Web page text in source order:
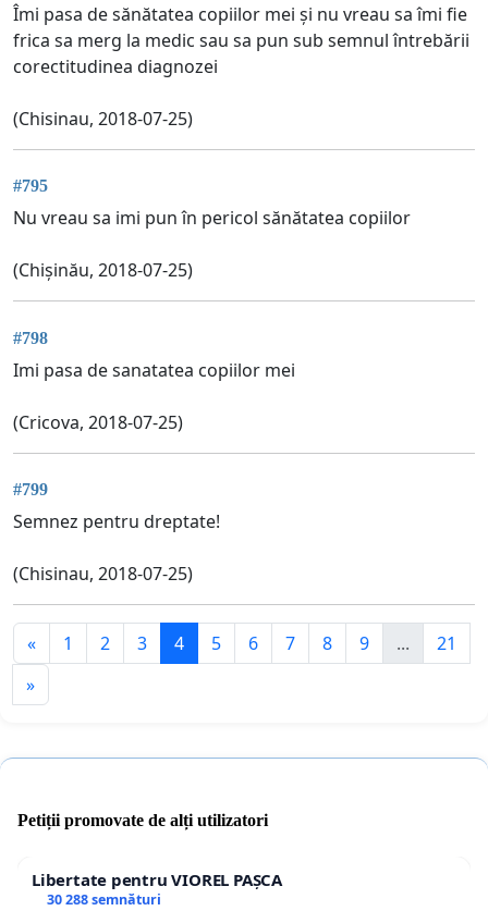
Îmi pasa de sănătatea copiilor mei și nu vreau sa îmi fie
frica sa merg la medic sau sa pun sub semnul întrebării
corectitudinea diagnozei
(Chisinau, 2018-07-25)
#795
Nu vreau sa imi pun în pericol sănătatea copiilor
(Chișinău, 2018-07-25)
#798
Imi pasa de sanatatea copiilor mei
(Cricova, 2018-07-25)
#799
Semnez pentru dreptate!
(Chisinau, 2018-07-25)
« 1 2 3 4 5 6 7 8 9 ...
21
»
Petiții promovate de alți utilizatori
Libertate pentru VIOREL PAȘCA
30 288 semnături